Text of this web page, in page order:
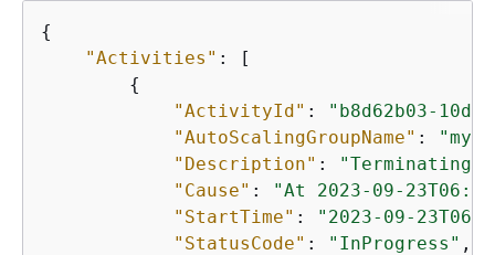
{
"Activities" : [
{
"ActivityId" :
"b8d62b03-
"AutoScalingGroupName" :
"my-
"Description" :
"Terminating
"Cause" :
"At 2023-09-
"StartTime" :
"2023-09-
"StatusCode" : "InProgress" ,